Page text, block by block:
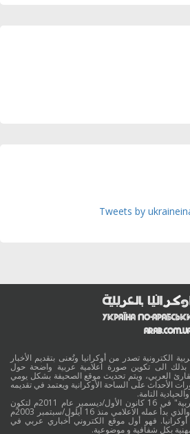
Tweets by
الكترونية تصدر من أوكرانيا وتُعنى بتقديم الأخبار
بذلك الى تكوين صورة اعلامية عربية واضحة حول
العربي، ويتم تحديث موقع الصحيفة بشكل يومي
الأحداث على الساحة الأوكرانية ويعتمد في تقديمه
التامة.
وقد جائت انطلاقة "أوكرانيا بالعربية" في 16 كانون الأول/ديسمبر عام 2011م لتكون
امتدادا للموقع العربي الاوكراني والذي بدأ عمله الاعلامي منذ 16 أيلول/سبتمبر 2003م
أوكرانيا. فهو أول موقع الكتروني أخباري عربي في
بكل شفافية و موضوعية.